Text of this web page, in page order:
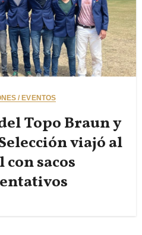
/ EVENTOS
Topo Braun y
viajó al
sacos